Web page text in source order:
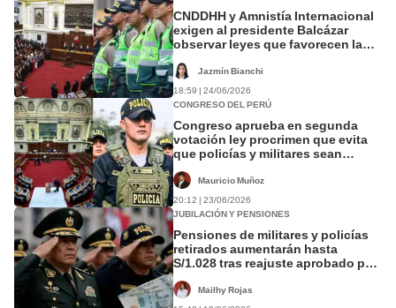
CNDDHH y Amnistía Internacional
exigen al presidente Balcázar
observar leyes que favorecen la
Jazmín Bianchi
18:59 | 24/06/2026
CONGRESO DEL PERÚ
Congreso aprueba en segunda
votación ley procrimen que evita
que policías y militares sean
ordinariaMauricio Muñoz
20:12 | 23/06/2026
JUBILACIÓN Y PENSIONES
Pensiones de militares y policías
retirados aumentarán hasta
S/1.028 tras reajuste aprobado por
grado?Mailhy Rojas